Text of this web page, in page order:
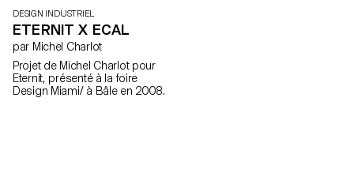
DESIGN INDUSTRIEL
ETERNIT X ECAL
par Michel Charlot
Projet de Michel Charlot pour
Eternit, présenté à la foire
Design Miami/ à Bâle en 2008.